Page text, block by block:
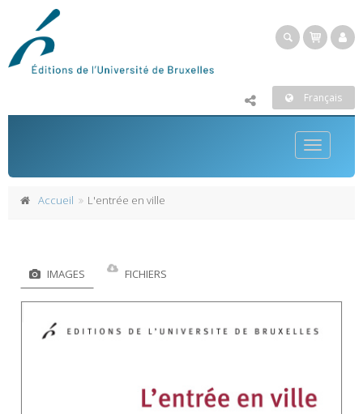
Français
Toggle
Accueil L'entrée en ville
IMAGES FICHIERS